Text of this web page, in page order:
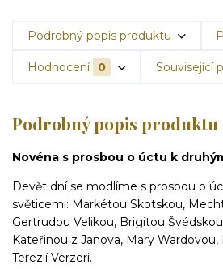
Podrobný popis produktu
Hodnocení 0 Související
Podrobný popis produktu
Novéna s prosbou o úctu k
Devět dní se modlíme s prosbou o
světicemi: Markétou Skotskou,
Gertrudou Velikou, Brigitou
Kateřinou z Janova, Mary Wardovou,
Terezií Verzeri.